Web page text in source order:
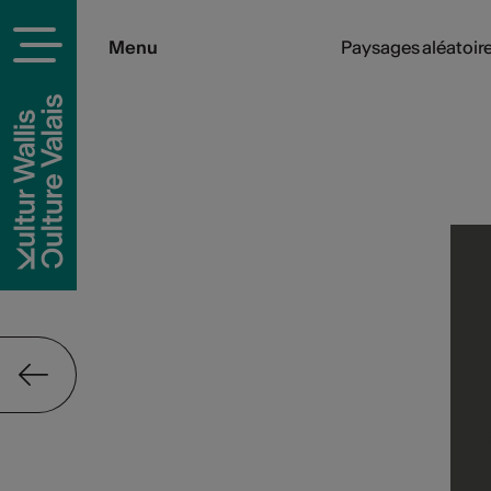
Menu Paysages